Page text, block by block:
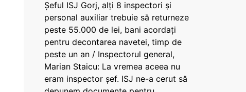
Șeful ISJ Gorj, alți 8 inspectori și
personal auxiliar trebuie să returneze
peste 55.000 de lei, bani acordați
pentru decontarea navetei, timp de
peste un an / Inspectorul general,
Marian Staicu: La vremea aceea nu
eram inspector șef. ISJ ne-a cerut să